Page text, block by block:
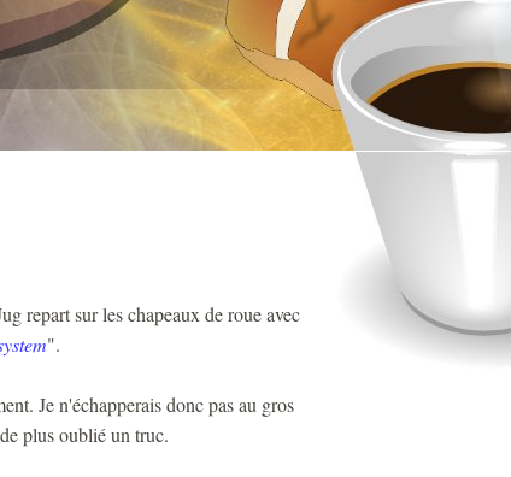
repart sur les chapeaux de roue avec
".
Je n'échapperais donc pas au gros
plus oublié un truc.